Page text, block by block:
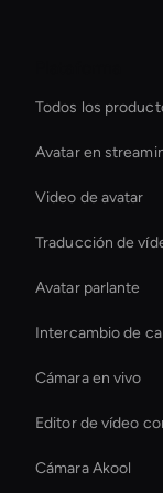
Todos los
Avatar en
Video de avatar
Traducción de
Avatar parlante
Intercambio de
Cámara en vivo
Editor de vídeo
Cámara Akool